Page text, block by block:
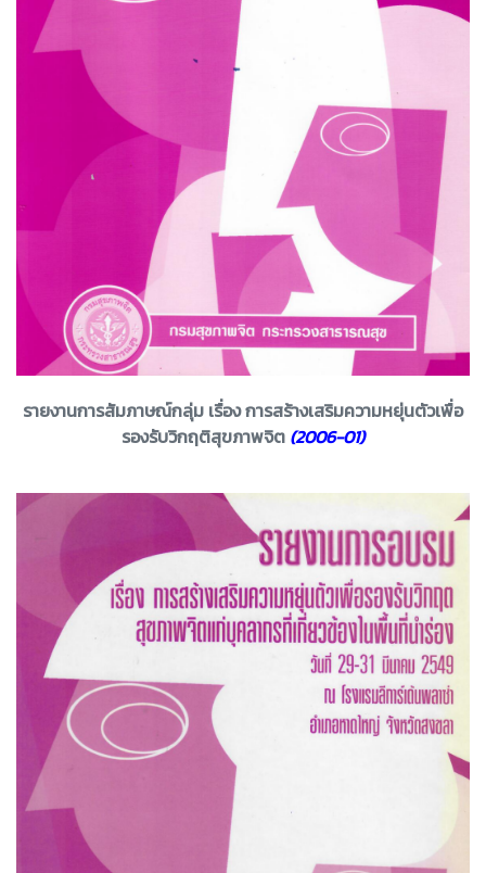
รายงานการสัมภาษณ์กลุ่ม เรื่อง การสร้างเสริมความหยุ่นตัวเพื่อ
รองรับวิกฤติสุขภาพจิต (2006-01)